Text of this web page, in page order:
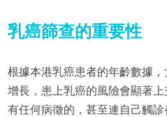
乳癌篩查的重要性
根據本港乳癌患者的年齡數據
增長，患上乳癌的風險會顯著
有任何病徵的，甚至連自己觸